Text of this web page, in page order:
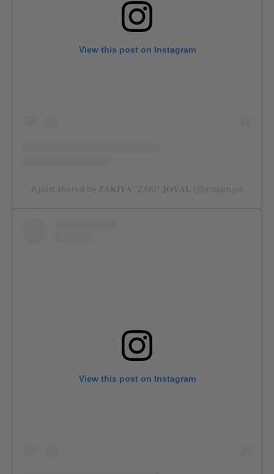
View this post on Instagram
A post shared by 𝐙𝐀𝐊𝐈𝐘𝐀 "ZAKI" 𝐉𝐎𝐕𝐀𝐋 (@zadamijo)
View this post on Instagram